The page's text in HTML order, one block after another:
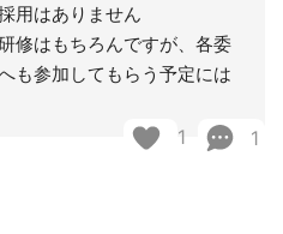
用はありません
修はもちろんですが、各委
も参加してもらう予定には
1 1